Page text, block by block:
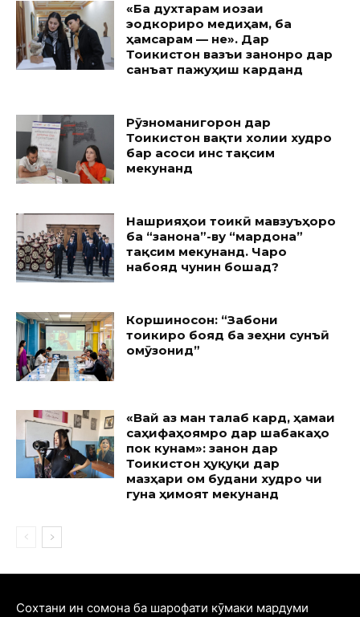
«Ба духтарам иҷозаи
эҷодкориро медиҳам, ба
ҳамсарам — не». Дар
Тоҷикистон вазъи занонро дар
санъат пажуҳиш карданд
Рӯзноманигорон дар
Тоҷикистон вақти холии худро
бар асоси ҷинс тақсим
мекунанд
Нашрияҳои тоҷикӣ мавзуъҳоро
ба “занона”-ву “мардона”
тақсим мекунанд. Чаро
набояд чунин бошад?
Коршиносон: “Забони
тоҷикиро бояд ба зеҳни сунъӣ
омӯзонид”
«Вай аз ман талаб кард, ҳамаи
саҳифаҳоямро дар шабакаҳо
пок кунам»: занон дар
Тоҷикистон ҳуқуқи дар
мазҳари ом будани худро чи
гуна ҳимоят мекунанд
Cохтани ин сомона ба шарофати кӯмаки мардуми